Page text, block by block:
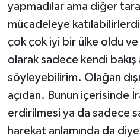
yapmadılar ama diğer
mücadeleye
çok çok iyi bir ülke oldu
olarak sadece kendi bakış
söyleyebilirim. Olağan
açıdan. Bunun içerisinde
erdirilmesi ya da sadece
harekat anlamında da